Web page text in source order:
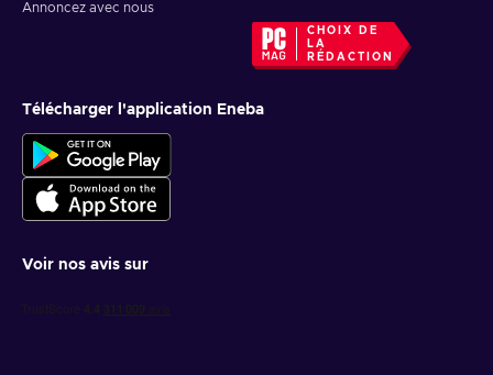
Annoncez avec nous
CHOIX DE
LA
RÉDACTION
Télécharger l'application Eneba
Voir nos avis sur